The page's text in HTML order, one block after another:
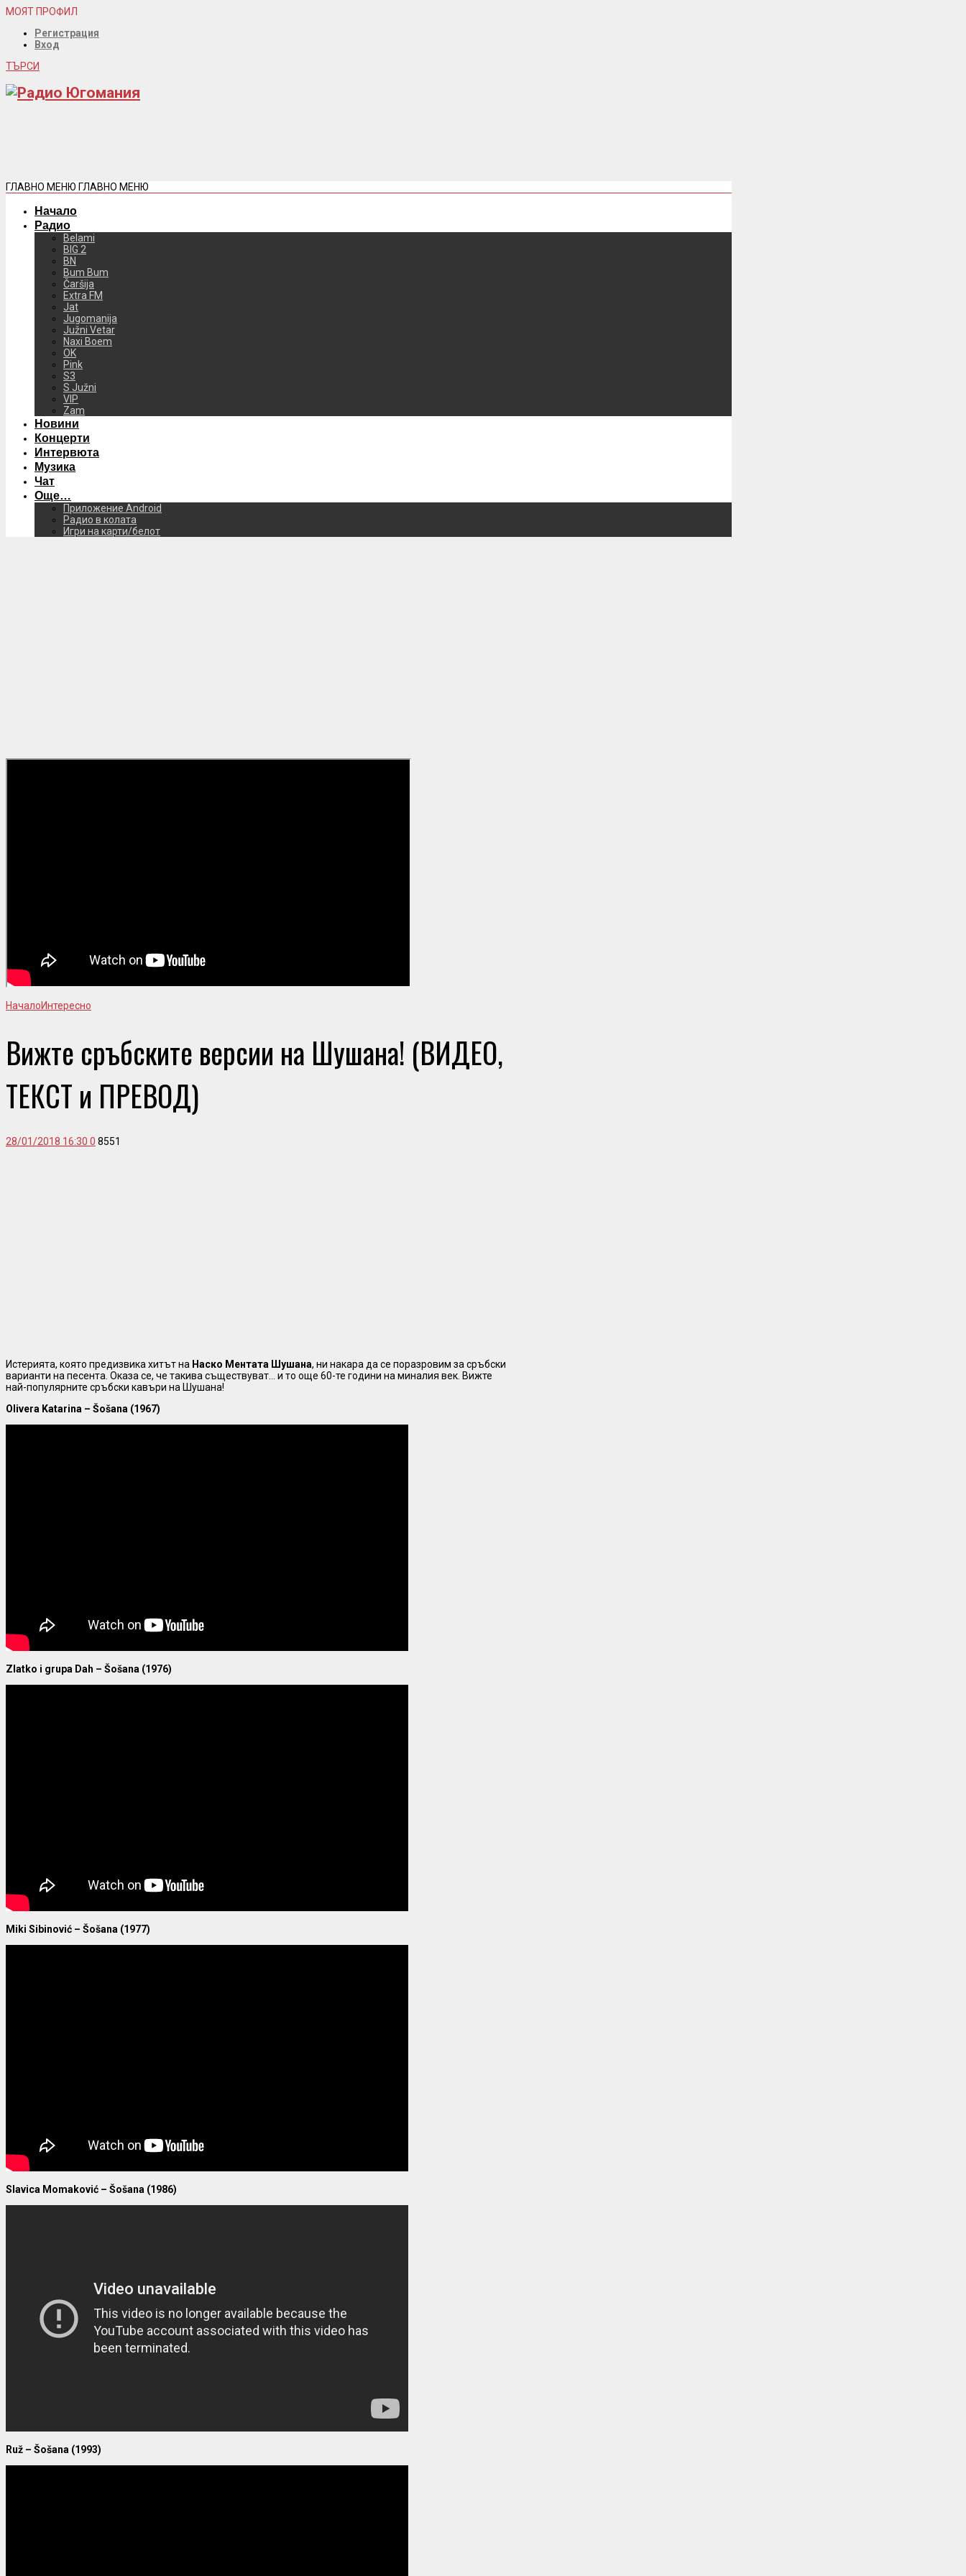
МОЯТ ПРОФИЛ
Регистрация
Вход
ТЪРСИ
ГЛАВНО МЕНЮ ГЛАВНО МЕНЮ
Начало
Радио
Belami
BIG 2
BN
Bum Bum
Čaršija
Extra FM
Jat
Jugomanija
Južni Vetar
Naxi Boem
OK
Pink
S3
S Južni
VIP
Zam
Новини
Концерти
Интервюта
Музика
Чат
Още…
Приложение Android
Радио в колата
Игри на карти/белот
НачалоИнтересно
Вижте сръбските версии на Шушана! (ВИДЕО,
ТЕКСТ и ПРЕВОД)
28/01/2018 16:30 0 8551
Истерията, която предизвика хитът на Наско Ментата Шушана, ни накара да се поразровим за сръбски
варианти на песента. Оказа се, че такива съществуват… и то още 60-те години на миналия век. Вижте
най-популярните сръбски кавъри на Шушана!
Olivera Katarina – Šošana (1967)
Zlatko i grupa Dah – Šošana (1976)
Miki Sibinović – Šošana (1977)
Slavica Momaković – Šošana (1986)
Ruž – Šošana (1993)